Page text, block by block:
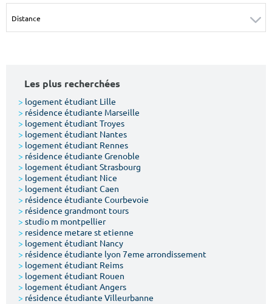
m² m²
Votre date d'entrée
Chercher
Les plus recherchées
> logement étudiant Lille
> résidence étudiante Marseille
> logement étudiant Troyes
> logement étudiant Nantes
> logement étudiant Rennes
> résidence étudiante Grenoble
> logement étudiant Strasbourg
> logement étudiant Nice
> logement étudiant Caen
> résidence étudiante Courbevoie
> résidence grandmont tours
> studio m montpellier
> residence metare st etienne
> logement étudiant Nancy
> résidence étudiante lyon 7eme arrondissement
> logement étudiant Reims
> logement étudiant Rouen
> logement étudiant Angers
> résidence étudiante Villeurbanne